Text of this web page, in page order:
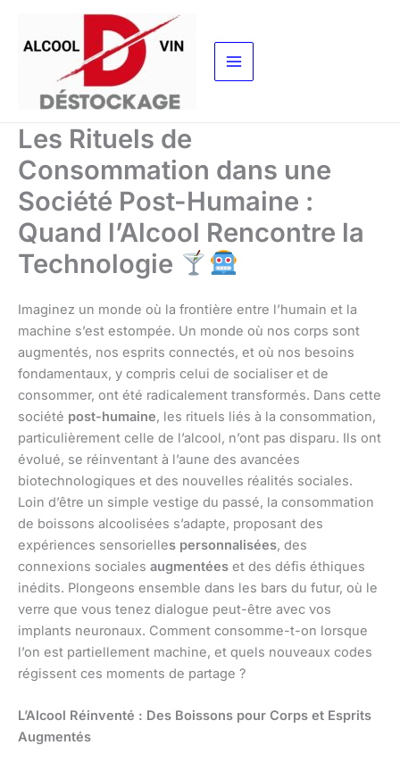
contenu
Les Rituels de
Consommation dans une
Société Post-Humaine :
Quand l’Alcool Rencontre la
Technologie
Imaginez un monde où la frontière entre l’humain et la
machine s’est estompée. Un monde où nos corps sont
augmentés, nos esprits connectés, et où nos besoins
fondamentaux, y compris celui de socialiser et de
consommer, ont été radicalement transformés. Dans cette
société post-humaine, les rituels liés à la consommation,
particulièrement celle de l’alcool, n’ont pas disparu. Ils ont
évolué, se réinventant à l’aune des avancées
biotechnologiques et des nouvelles réalités sociales.
Loin d’être un simple vestige du passé, la consommation
de boissons alcoolisées s’adapte, proposant des
expériences sensorielles personnalisées, des
connexions sociales augmentées et des défis éthiques
inédits. Plongeons ensemble dans les bars du futur, où le
verre que vous tenez dialogue peut-être avec vos
implants neuronaux. Comment consomme-t-on lorsque
l’on est partiellement machine, et quels nouveaux codes
régissent ces moments de partage ?
L’Alcool Réinventé : Des Boissons pour Corps et Esprits
Augmentés